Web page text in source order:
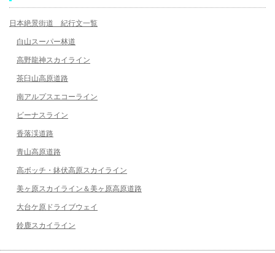
日本絶景街道 紀行文一覧
白山スーパー林道
高野龍神スカイライン
茶臼山高原道路
南アルプスエコーライン
ビーナスライン
香落渓道路
青山高原道路
高ボッチ・鉢伏高原スカイライン
美ヶ原スカイライン＆美ヶ原高原道路
大台ケ原ドライブウェイ
鈴鹿スカイライン